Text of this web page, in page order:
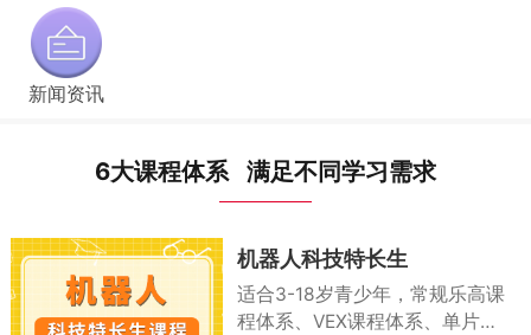
新闻资讯
6大课程体系 满足不同学习需求
机器人科技特长生
适合3-18岁青少年，常规乐高课
程体系、VEX课程体系、单片机